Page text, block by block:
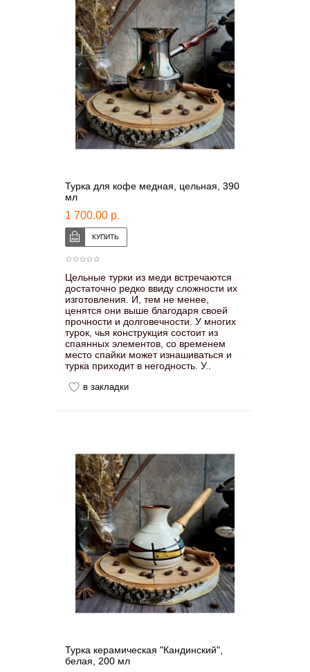
Турка для кофе медная, цельная, 390
мл
1 700.00 р.
Цельные турки из меди встречаются
достаточно редко ввиду сложности их
изготовления. И, тем не менее,
ценятся они выше благодаря своей
прочности и долговечности. У многих
турок, чья конструкция состоит из
спаянных элементов, со временем
место спайки может изнашиваться и
турка приходит в негодность. У..
в закладки
Турка керамическая "Кандинский",
белая, 200 мл